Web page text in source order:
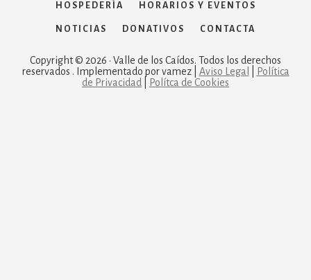
HOSPEDERÍA HORARIOS Y EVENTOS
NOTICIAS DONATIVOS CONTACTA
Copyright © 2026 · Valle de los Caídos. Todos los derechos
reservados . Implementado por vamez | Aviso Legal
Política
de Privacidad
Polítca de Cookies